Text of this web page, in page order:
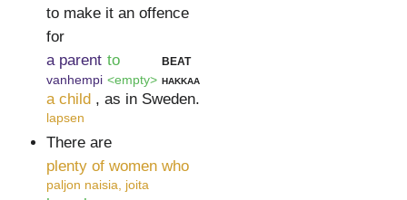
to make it an offence
for
a parent
vanhempi
to
<empty>
beat
hakkaa
a child
lapsen
, as in Sweden.
There are
plenty of women who
paljon naisia, joita